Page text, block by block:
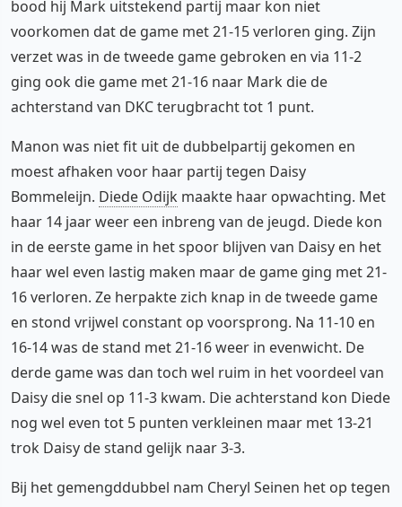
bood hij Mark uitstekend partij maar kon niet
voorkomen dat de game met 21-15 verloren ging. Zijn
verzet was in de tweede game gebroken en via 11-2
ging ook die game met 21-16 naar Mark die de
achterstand van DKC terugbracht tot 1 punt.
Manon was niet fit uit de dubbelpartij gekomen en
moest afhaken voor haar partij tegen Daisy
Bommeleijn. Diede Odijk maakte haar opwachting. Met
haar 14 jaar weer een inbreng van de jeugd. Diede kon
in de eerste game in het spoor blijven van Daisy en het
haar wel even lastig maken maar de game ging met 21-
16 verloren. Ze herpakte zich knap in de tweede game
en stond vrijwel constant op voorsprong. Na 11-10 en
16-14 was de stand met 21-16 weer in evenwicht. De
derde game was dan toch wel ruim in het voordeel van
Daisy die snel op 11-3 kwam. Die achterstand kon Diede
nog wel even tot 5 punten verkleinen maar met 13-21
trok Daisy de stand gelijk naar 3-3.
Bij het gemengddubbel nam Cheryl Seinen het op tegen